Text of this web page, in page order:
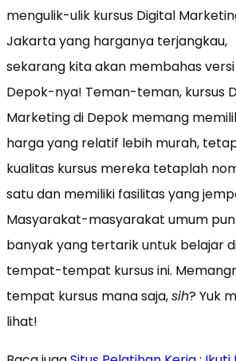
mengulik-ulik kursus Digital
Jakarta yang harganya terjangkau,
sekarang kita akan membahas versi
Depok-nya! Teman-teman, kursus
Marketing di Depok memang
harga yang relatif lebih murah,
kualitas kursus mereka tetaplah
satu dan memiliki fasilitas yang
Masyarakat-masyarakat umum pun
banyak yang tertarik untuk belajar
tempat-tempat kursus ini.
tempat kursus mana saja,sih? Yuk
lihat!